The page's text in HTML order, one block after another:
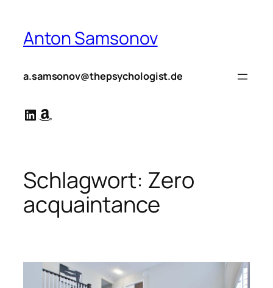
springen
Anton Samsonov
a.samsonov@thepsychologist.de
LinkedIn
Amazon
Schlagwort: Zero
acquaintance